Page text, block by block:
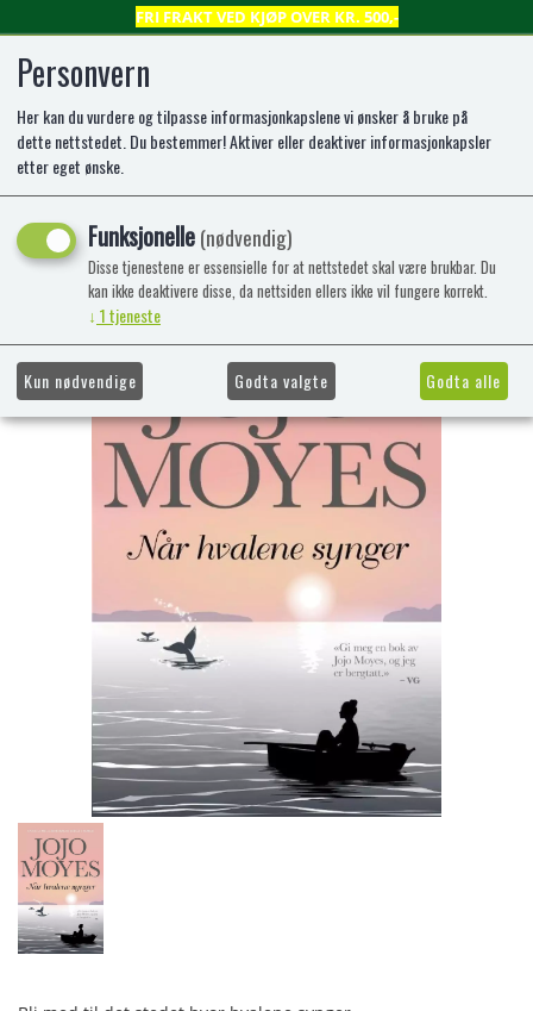
FRI FRAKT VED KJØP OVER KR. 500,-
0
Når hvalene synger (IB)
Jo Jo Moyes
Personvern
Her kan du vurdere og tilpasse informasjonkapslene vi ønsker å bruke på
dette nettstedet. Du bestemmer! Aktiver eller deaktiver informasjonkapsler
etter eget ønske.
Funksjonelle(nødvendig)
Disse tjenestene er essensielle for at nettstedet skal være brukbar. Du
kan ikke deaktivere disse, da nettsiden ellers ikke vil fungere korrekt.
↓ 1tjeneste
Kun nødvendige Godta valgte Godta alle